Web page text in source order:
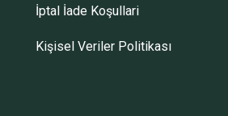
İptal İade Koşullari
Kişisel Veriler Politikası